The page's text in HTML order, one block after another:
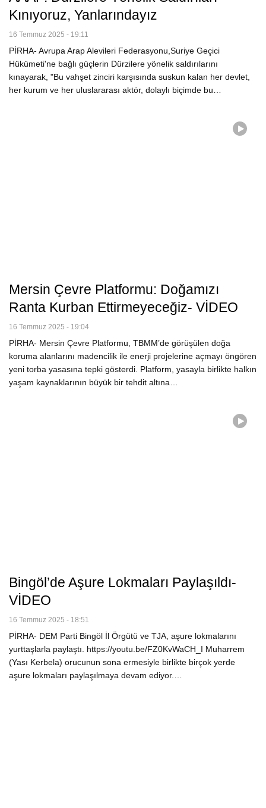
Kınıyoruz, Yanlarındayız
16 Temmuz 2025 - 19:11
PİRHA- Avrupa Arap Alevileri Federasyonu,Suriye Geçici
Hükümeti'ne bağlı güçlerin Dürzilere yönelik saldırılarını
kınayarak, "Bu vahşet zinciri karşısında suskun kalan her devlet,
her kurum ve her uluslararası aktör, dolaylı biçimde bu…
Mersin Çevre Platformu: Doğamızı
Ranta Kurban Ettirmeyeceğiz- VİDEO
16 Temmuz 2025 - 19:04
PİRHA- Mersin Çevre Platformu, TBMM’de görüşülen doğa
koruma alanlarını madencilik ile enerji projelerine açmayı öngören
yeni torba yasasına tepki gösterdi. Platform, yasayla birlikte halkın
yaşam kaynaklarının büyük bir tehdit altına…
Bingöl’de Aşure Lokmaları Paylaşıldı-
VİDEO
16 Temmuz 2025 - 18:51
PİRHA- DEM Parti Bingöl İl Örgütü ve TJA, aşure lokmalarını
yurttaşlarla paylaştı. https://youtu.be/FZ0KvWaCH_I Muharrem
(Yası Kerbela) orucunun sona ermesiyle birlikte birçok yerde
aşure lokmaları paylaşılmaya devam ediyor.…